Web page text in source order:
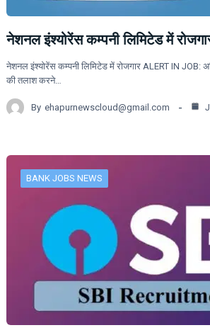
नेशनल इंश्योरेंस कम्पनी लिमिटेड में
नेशनल इंश्योरेंस कम्पनी लिमिटेड में रोजगार ALERT IN JOB:
की तलाश करने…
By ehapurnewscloud@gmail.com
BANK JOBS NEWS